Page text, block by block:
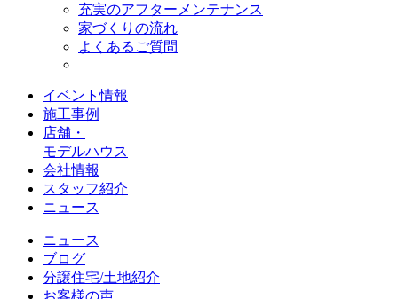
充実のアフターメンテナンス
家づくりの流れ
よくあるご質問
イベント情報
施工事例
店舗・
モデルハウス
会社情報
スタッフ紹介
ニュース
ニュース
ブログ
分譲住宅/土地紹介